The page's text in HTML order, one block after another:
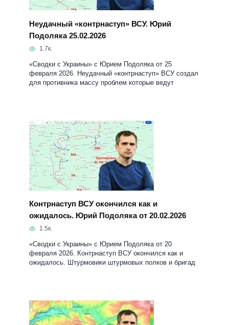
Неудачный «контрнаступ» ВСУ. Юрий
Подоляка 25.02.2026
1.7к.
«Сводки с Украины» с Юрием Подоляка от 25
февраля 2026. Неудачный «контрнаступ» ВСУ создал
для противника массу проблем которые ведут
Контрнаступ ВСУ окончился как и
ожидалось. Юрий Подоляка от 20.02.2026
1.5к.
«Сводки с Украины» с Юрием Подоляка от 20
февраля 2026. Контрнаступ ВСУ окончился как и
ожидалось. Штурмовики штурмовых полков и бригад